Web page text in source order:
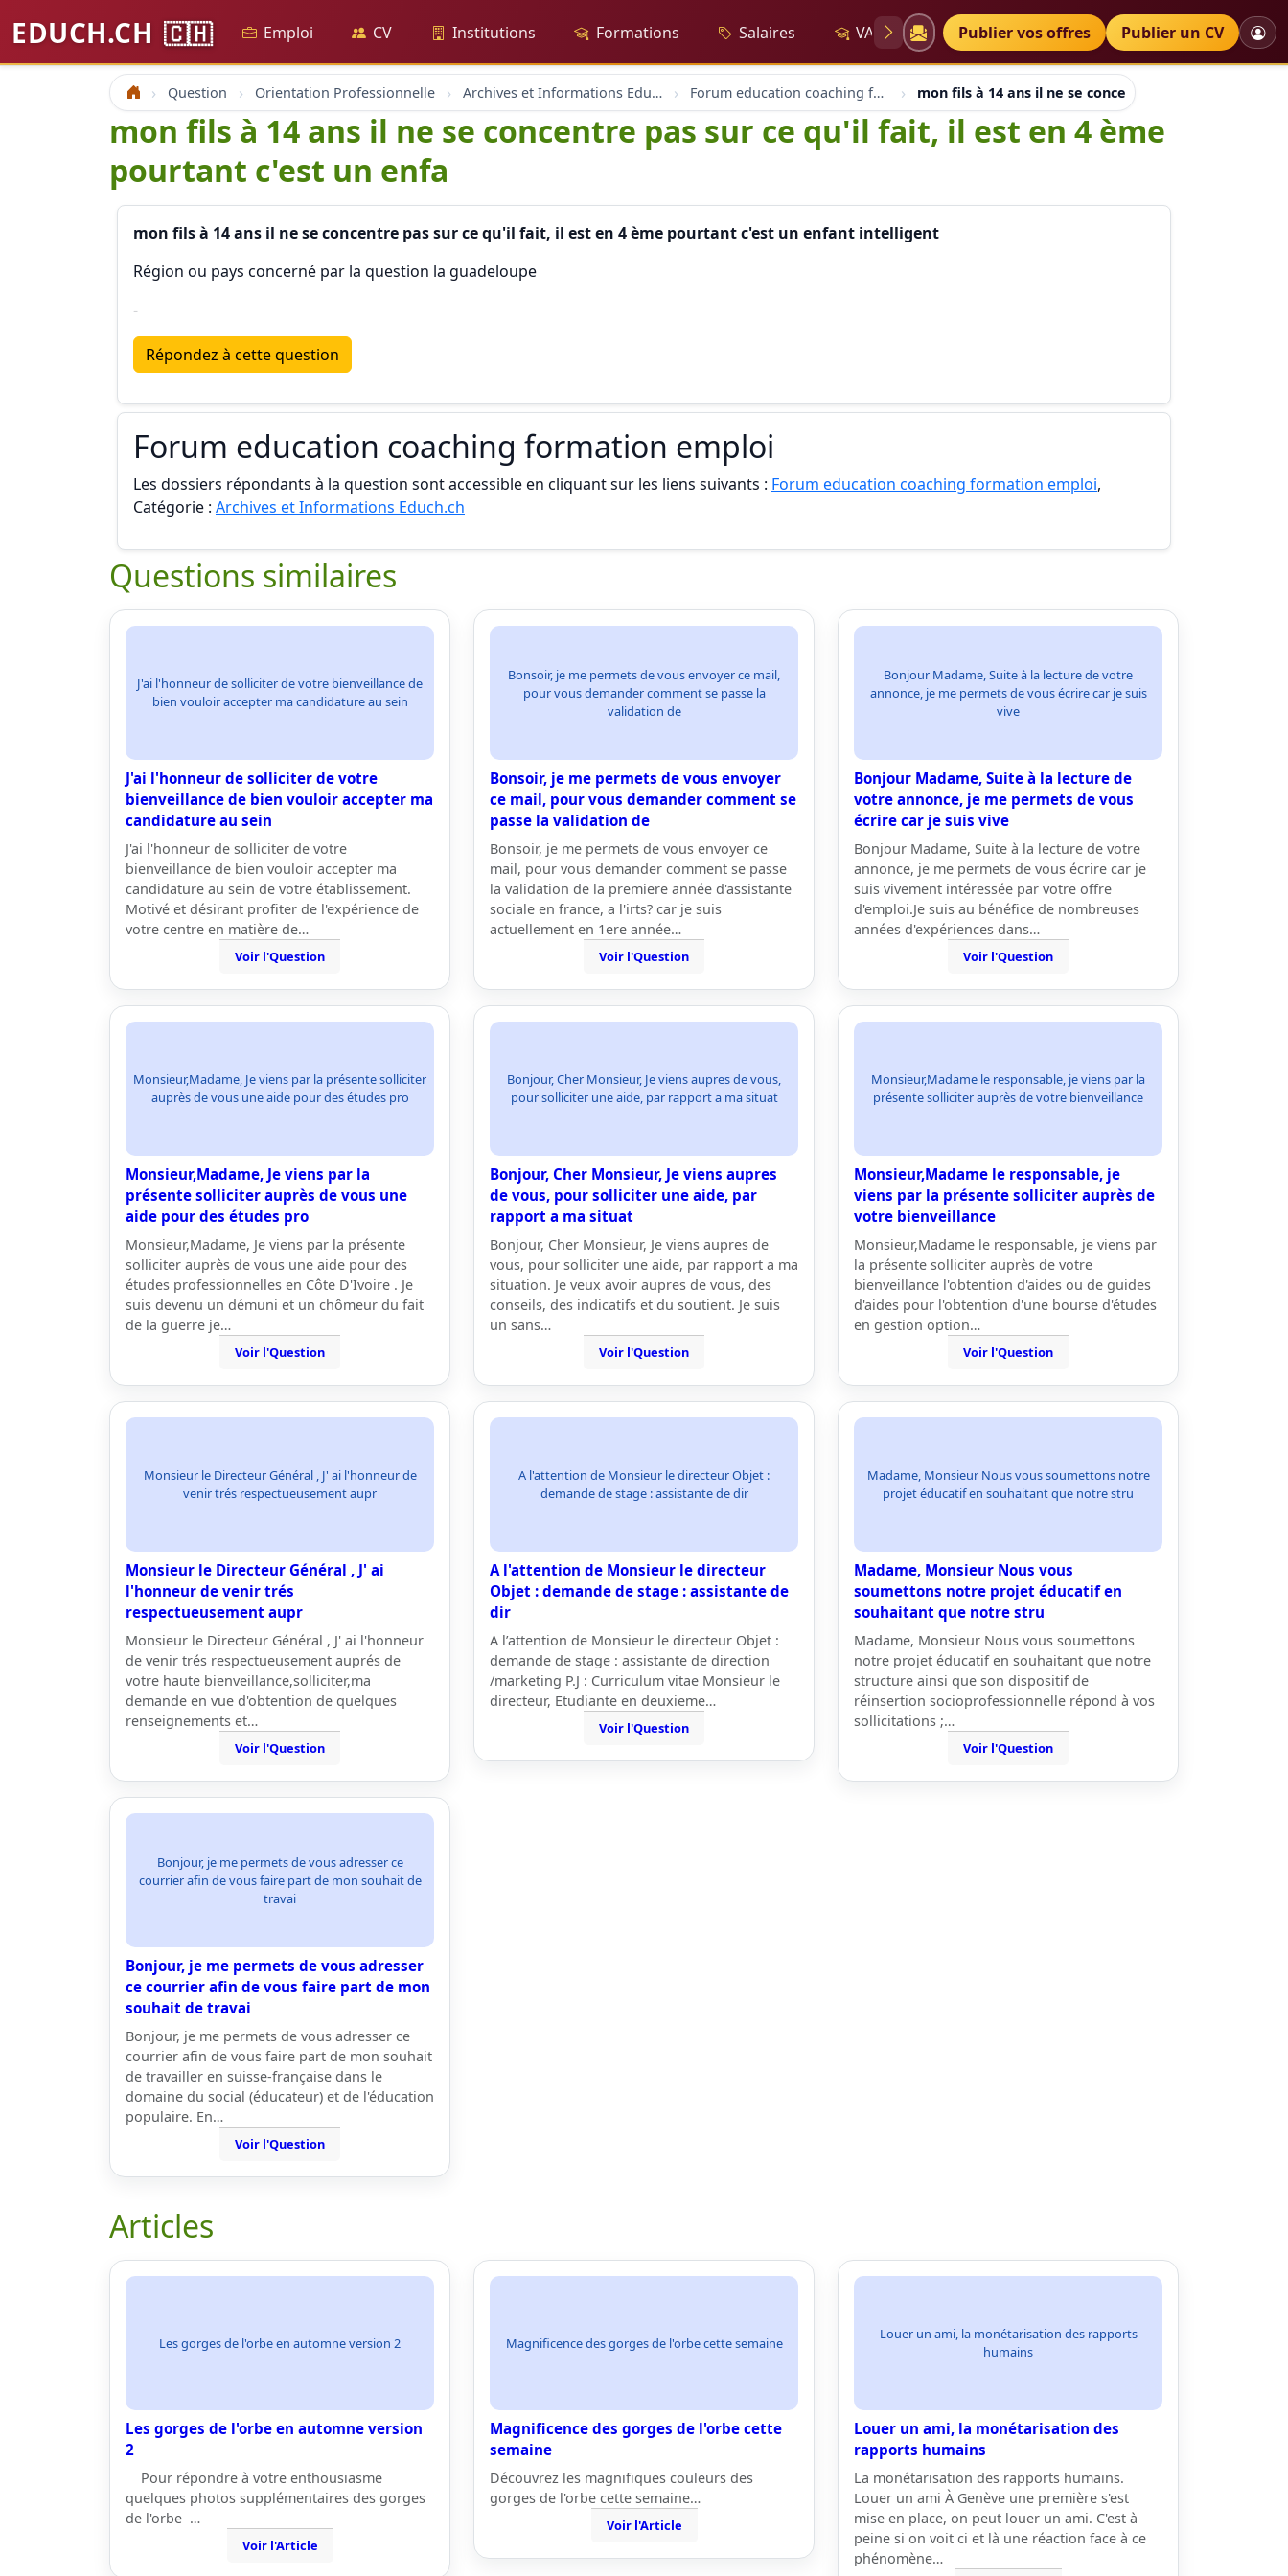
EDUCH.CH 🇨🇭 Emploi CV Institutions Formations Salaires VAE Diplômes Petites annonces
Publier vos offres Publier un CV
Accueil Question Orientation Professionnelle Archives et Informations Educh.ch Forum education coaching formation emploi mon fils à 14 ans il ne se concentre pas sur ce qu'il
mon fils à 14 ans il ne se concentre pas sur ce qu'il fait, il est en 4 ème
pourtant c'est un enfa
mon fils à 14 ans il ne se concentre pas sur ce qu'il fait, il est en 4 ème pourtant c'est un enfant intelligent
Région ou pays concerné par la question la guadeloupe
-
Répondez à cette question
Forum education coaching formation emploi
Les dossiers répondants à la question sont accessible en cliquant sur les liens suivants : Forum education coaching formation emploi,
Catégorie : Archives et Informations Educh.ch
Questions similaires
J'ai l'honneur de solliciter de votre bienveillance de
bien vouloir accepter ma candidature au sein
J'ai l'honneur de solliciter de votre
bienveillance de bien vouloir accepter ma
candidature au sein
J'ai l'honneur de solliciter de votre
bienveillance de bien vouloir accepter ma
candidature au sein de votre établissement.
Motivé et désirant profiter de l'expérience de
votre centre en matière de…
Voir l'Question
Bonsoir, je me permets de vous envoyer ce mail,
pour vous demander comment se passe la
validation de
Bonsoir, je me permets de vous envoyer
ce mail, pour vous demander comment se
passe la validation de
Bonsoir, je me permets de vous envoyer ce
mail, pour vous demander comment se passe
la validation de la premiere année d'assistante
sociale en france, a l'irts? car je suis
actuellement en 1ere année…
Voir l'Question
Bonjour Madame, Suite à la lecture de votre
annonce, je me permets de vous écrire car je suis
vive
Bonjour Madame, Suite à la lecture de
votre annonce, je me permets de vous
écrire car je suis vive
Bonjour Madame, Suite à la lecture de votre
annonce, je me permets de vous écrire car je
suis vivement intéressée par votre offre
d'emploi.Je suis au bénéfice de nombreuses
années d'expériences dans…
Voir l'Question
Monsieur,Madame, Je viens par la présente solliciter
auprès de vous une aide pour des études pro
Monsieur,Madame, Je viens par la
présente solliciter auprès de vous une
aide pour des études pro
Monsieur,Madame, Je viens par la présente
solliciter auprès de vous une aide pour des
études professionnelles en Côte D'Ivoire . Je
suis devenu un démuni et un chômeur du fait
de la guerre je…
Voir l'Question
Bonjour, Cher Monsieur, Je viens aupres de vous,
pour solliciter une aide, par rapport a ma situat
Bonjour, Cher Monsieur, Je viens aupres
de vous, pour solliciter une aide, par
rapport a ma situat
Bonjour, Cher Monsieur, Je viens aupres de
vous, pour solliciter une aide, par rapport a ma
situation. Je veux avoir aupres de vous, des
conseils, des indicatifs et du soutient. Je suis
un sans…
Voir l'Question
Monsieur,Madame le responsable, je viens par la
présente solliciter auprès de votre bienveillance
Monsieur,Madame le responsable, je
viens par la présente solliciter auprès de
votre bienveillance
Monsieur,Madame le responsable, je viens par
la présente solliciter auprès de votre
bienveillance l'obtention d'aides ou de guides
d'aides pour l'obtention d'une bourse d'études
en gestion option…
Voir l'Question
Monsieur le Directeur Général , J' ai l'honneur de
venir trés respectueusement aupr
Monsieur le Directeur Général , J' ai
l'honneur de venir trés
respectueusement aupr
Monsieur le Directeur Général , J' ai l'honneur
de venir trés respectueusement auprés de
votre haute bienveillance,solliciter,ma
demande en vue d'obtention de quelques
renseignements et…
Voir l'Question
A l'attention de Monsieur le directeur Objet :
demande de stage : assistante de dir
A l'attention de Monsieur le directeur
Objet : demande de stage : assistante de
dir
A l’attention de Monsieur le directeur Objet :
demande de stage : assistante de direction
/marketing P.J : Curriculum vitae Monsieur le
directeur, Etudiante en deuxieme…
Voir l'Question
Madame, Monsieur Nous vous soumettons notre
projet éducatif en souhaitant que notre stru
Madame, Monsieur Nous vous
soumettons notre projet éducatif en
souhaitant que notre stru
Madame, Monsieur Nous vous soumettons
notre projet éducatif en souhaitant que notre
structure ainsi que son dispositif de
réinsertion socioprofessionnelle répond à vos
sollicitations ;…
Voir l'Question
Bonjour, je me permets de vous adresser ce
courrier afin de vous faire part de mon souhait de
travai
Bonjour, je me permets de vous adresser
ce courrier afin de vous faire part de mon
souhait de travai
Bonjour, je me permets de vous adresser ce
courrier afin de vous faire part de mon souhait
de travailler en suisse-française dans le
domaine du social (éducateur) et de l'éducation
populaire. En…
Voir l'Question
Articles
Les gorges de l'orbe en automne version 2
Les gorges de l'orbe en automne version
2
Pour répondre à votre enthousiasme
quelques photos supplémentaires des gorges
de l'orbe …
Voir l'Article
Magnificence des gorges de l'orbe cette semaine
Magnificence des gorges de l'orbe cette
semaine
Découvrez les magnifiques couleurs des
gorges de l'orbe cette semaine…
Voir l'Article
Louer un ami, la monétarisation des rapports
humains
Louer un ami, la monétarisation des
rapports humains
La monétarisation des rapports humains.
Louer un ami À Genève une première s'est
mise en place, on peut louer un ami. C'est à
peine si on voit ci et là une réaction face à ce
phénomène…